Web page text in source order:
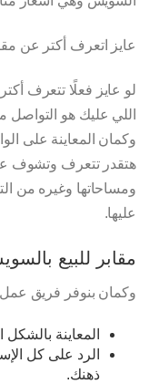
عايز اتعرف أكتر عن
لو عايز فعلًا تتعرف
اللي عليك هو التواصل
وكمان المعاينة على
هتقدر تتعرف وتشوف
ومساحاتها وغيره من
عليها.
مقابر للبيع
وكمان بنوفر فريق
المعاينة
الرد على كل
ذهنك.